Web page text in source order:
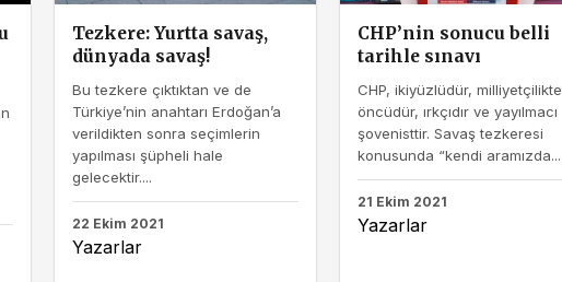
Tezkere: Yurtta savaş,
dünyada savaş!
Bu tezkere çıktıktan ve de
Türkiye’nin anahtarı Erdoğan’a
verildikten sonra seçimlerin
yapılması şüpheli hale
gelecektir....
22 Ekim 2021
Yazarlar
CHP’nin sonucu belli
tarihle sınavı
CHP, ikiyüzlüdür, milliyetçilikte
öncüdür, ırkçıdır ve yayılmacı
şovenisttir. Savaş tezkeresi
konusunda “kendi aramızda...
21 Ekim 2021
Yazarlar